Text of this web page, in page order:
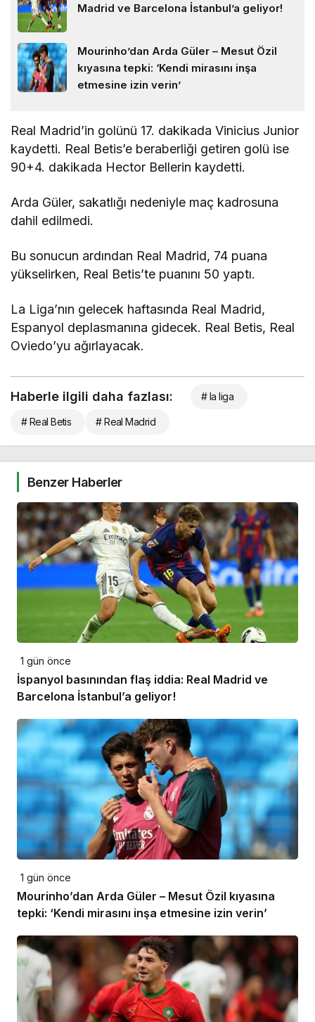
Madrid ve Barcelona İstanbul’a geliyor!
Mourinho’dan Arda Güler – Mesut Özil
kıyasına tepki: ‘Kendi mirasını inşa
etmesine izin verin’
Real Madrid’in golünü 17. dakikada Vinicius Junior
kaydetti. Real Betis’e beraberliği getiren golü ise
90+4. dakikada Hector Bellerin kaydetti.
Arda Güler, sakatlığı nedeniyle maç kadrosuna
dahil edilmedi.
Bu sonucun ardından Real Madrid, 74 puana
yükselirken, Real Betis’te puanını 50 yaptı.
La Liga’nın gelecek haftasında Real Madrid,
Espanyol deplasmanına gidecek. Real Betis, Real
Oviedo’yu ağırlayacak.
Haberle ilgili daha fazlası: # la liga
# Real Betis # Real Madrid
Benzer Haberler
1 gün önce
İspanyol basınından flaş iddia: Real Madrid ve
Barcelona İstanbul’a geliyor!
1 gün önce
Mourinho’dan Arda Güler – Mesut Özil kıyasına
tepki: ‘Kendi mirasını inşa etmesine izin verin’